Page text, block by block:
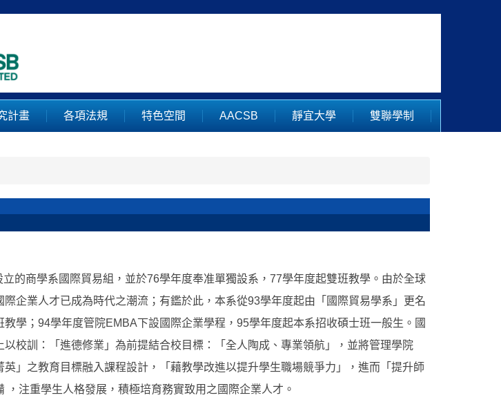
計畫 各項法規 特色空間 AACSB 靜宜大學 雙聯學制
商學系國際貿易組，並於76學年度奉准單獨設系，77學年度起雙班教學。由於全球
企業人才已成為時代之潮流；有鑑於此，本系從93學年度起由「國際貿易學系」更名
學；94學年度管院EMBA下設國際企業學程，95學年度起本系招收碩士班一般生。國
校訓：「進德修業」為前提結合校目標：「全人陶成、專業領航」，並將管理學院
英」之教育目標融入課程設計，「藉教學改進以提升學生職場競爭力」，進而「提升師
，注重學生人格發展，積極培育務實致用之國際企業人才。